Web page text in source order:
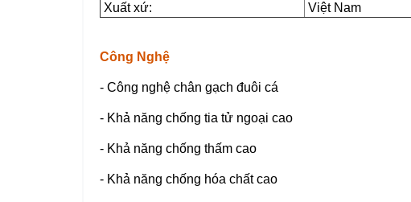
Xuất xứ:
Việt Nam
Công Nghệ
- Công nghệ chân gạch đuôi cá
- Khả năng chống tia tử ngoại cao
- Khả năng chống thấm cao
- Khả năng chống hóa chất cao